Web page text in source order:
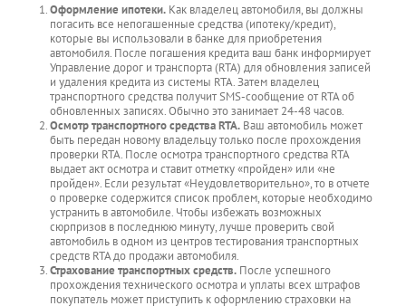
Оформление ипотеки. Как владелец автомобиля, вы должны
погасить все непогашенные средства (ипотеку/кредит),
которые вы использовали в банке для приобретения
автомобиля. После погашения кредита ваш банк информирует
Управление дорог и транспорта (RTA) для обновления записей
и удаления кредита из системы RTA. Затем владелец
транспортного средства получит SMS-сообщение от RTA об
обновленных записях. Обычно это занимает 24-48 часов.
Осмотр транспортного средства RTA. Ваш автомобиль может
быть передан новому владельцу только после прохождения
проверки RTA. После осмотра транспортного средства RTA
выдает акт осмотра и ставит отметку «пройден» или «не
пройден». Если результат «Неудовлетворительно», то в отчете
о проверке содержится список проблем, которые необходимо
устранить в автомобиле. Чтобы избежать возможных
сюрпризов в последнюю минуту, лучше проверить свой
автомобиль в одном из центров тестирования транспортных
средств RTA до продажи автомобиля.
Страхование транспортных средств. После успешного
прохождения технического осмотра и уплаты всех штрафов
покупатель может приступить к оформлению страховки на